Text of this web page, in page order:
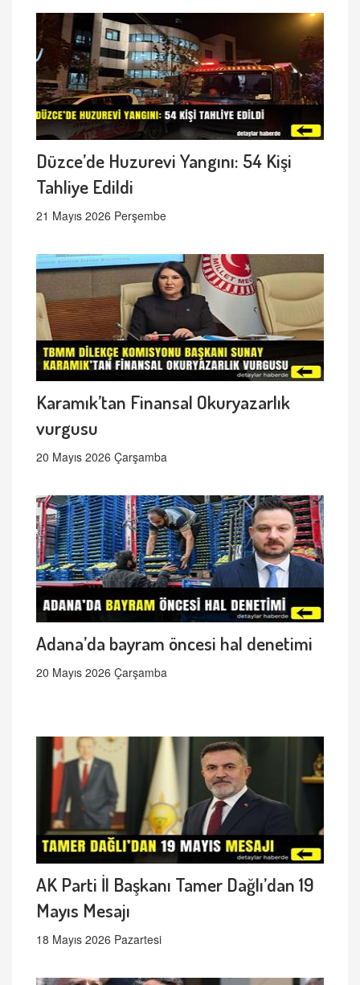
Düzce’de Huzurevi Yangını: 54 Kişi
Tahliye Edildi
21 Mayıs 2026 Perşembe
Karamık’tan Finansal Okuryazarlık
vurgusu
20 Mayıs 2026 Çarşamba
Adana’da bayram öncesi hal denetimi
20 Mayıs 2026 Çarşamba
AK Parti İl Başkanı Tamer Dağlı’dan 19
Mayıs Mesajı
18 Mayıs 2026 Pazartesi